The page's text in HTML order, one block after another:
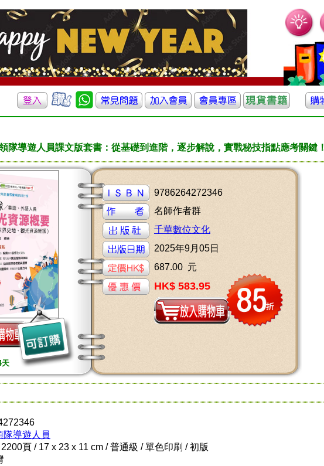
隊導遊人員課文版套書：從基礎到進階，逐步解說，實戰秘技指點應考關鍵！
天
9786264272346
名師作者群
千華數位文化
2025年9月05日
687.00 元
HK$ 583.95
隊導遊人員
頁 / 17 x 23 x 11 cm / 普通級 / 單色印刷 / 初版